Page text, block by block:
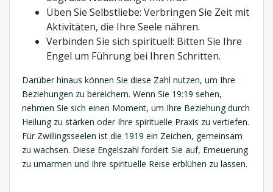
Üben Sie Selbstliebe: Verbringen Sie Zeit mit
Aktivitäten, die Ihre Seele nähren.
Verbinden Sie sich spirituell: Bitten Sie Ihre
Engel um Führung bei Ihren Schritten.
Darüber hinaus können Sie diese Zahl nutzen, um Ihre
Beziehungen zu bereichern. Wenn Sie 19:19 sehen,
nehmen Sie sich einen Moment, um Ihre Beziehung durch
Heilung zu stärken oder Ihre spirituelle Praxis zu vertiefen.
Für Zwillingsseelen ist die 1919 ein Zeichen, gemeinsam
zu wachsen. Diese Engelszahl fordert Sie auf, Erneuerung
zu umarmen und Ihre spirituelle Reise erblühen zu lassen.